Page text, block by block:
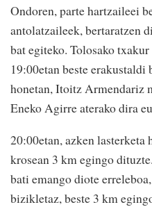
Ondoren, parte hartzaileei
antolatzaileek, bertaratzen
bat egiteko. Tolosako
19:00etan beste erakustaldi
honetan, Itoitz Armendariz
Eneko Agirre aterako dira
20:00etan, azken lasterketa
krosean 3 km egingo
bati emango diote
bizikletaz, beste 3 km